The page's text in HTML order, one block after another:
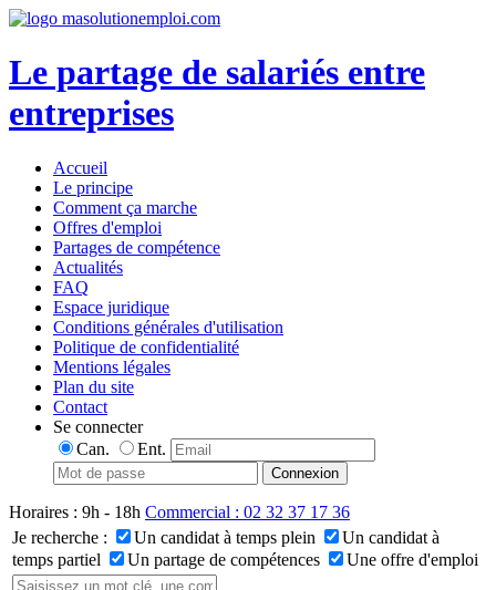
Le partage de salariés entre
entreprises
Accueil
Le principe
Comment ça marche
Offres d'emploi
Partages de compétence
Actualités
FAQ
Espace juridique
Conditions générales d'utilisation
Politique de confidentialité
Mentions légales
Plan du site
Contact
Se connecter
Can.
Ent.
Horaires : 9h - 18h Commercial : 02 32 37 17 36
Je recherche :
Un candidat à temps plein
Un candidat à
temps partiel
Un partage de compétences Une offre d'emploi